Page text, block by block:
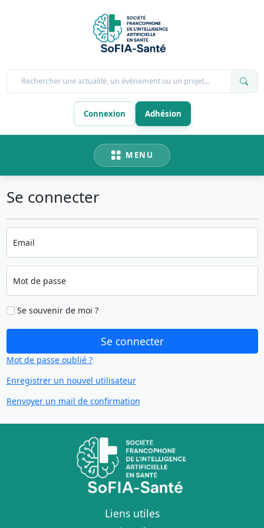
Rechercher une actualité, un événement ou un projet...
Connexion Adhésion
MENU
Se connecter
Email
Mot de passe
Se souvenir de moi ?
Se connecter
Mot de passe oublié ?
Enregistrer un nouvel utilisateur
Renvoyer un mail de confirmation
Liens utiles